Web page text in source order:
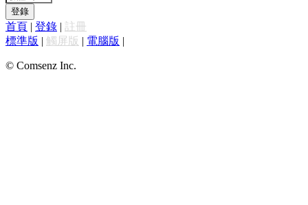
登錄
首頁 | 登錄 | 註冊
標準版 | 觸屏版 | 電腦版 |
© Comsenz Inc.